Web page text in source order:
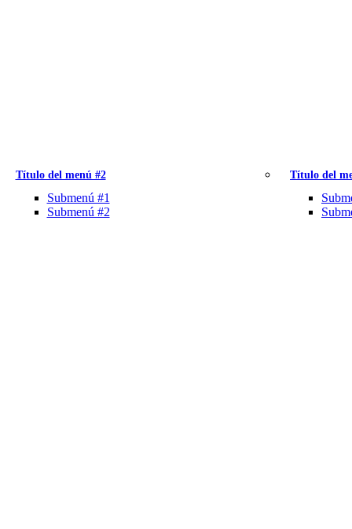
Título del menú #2
Submenú #1
Submenú #2
Título del